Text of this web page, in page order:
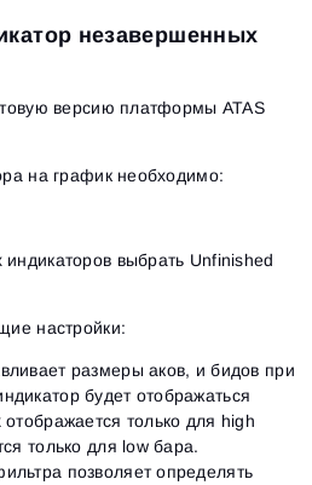
незавершенных
версию платформы ATAS
на график необходимо:
индикаторов выбрать Unfinished
настройки:
размеры аков, и бидов при
будет отображаться
только для high
только для low бара.
позволяет определять